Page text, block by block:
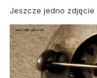
Jeszcze jedno zdjęcie